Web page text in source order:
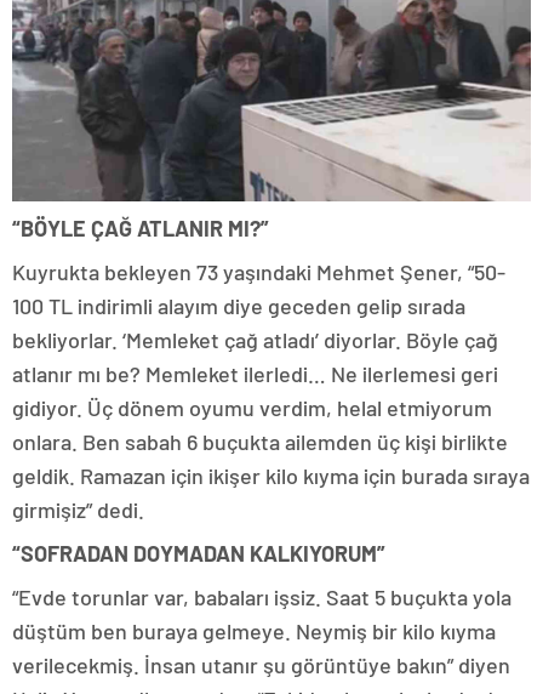
“BÖYLE ÇAĞ ATLANIR MI?”
Kuyrukta bekleyen 73 yaşındaki Mehmet Şener, “50-
100 TL indirimli alayım diye geceden gelip sırada
bekliyorlar. ‘Memleket çağ atladı’ diyorlar. Böyle çağ
atlanır mı be? Memleket ilerledi… Ne ilerlemesi geri
gidiyor. Üç dönem oyumu verdim, helal etmiyorum
onlara. Ben sabah 6 buçukta ailemden üç kişi birlikte
geldik. Ramazan için ikişer kilo kıyma için burada sıraya
girmişiz” dedi.
“SOFRADAN DOYMADAN KALKIYORUM”
“Evde torunlar var, babaları işsiz. Saat 5 buçukta yola
düştüm ben buraya gelmeye. Neymiş bir kilo kıyma
verilecekmiş. İnsan utanır şu görüntüye bakın” diyen